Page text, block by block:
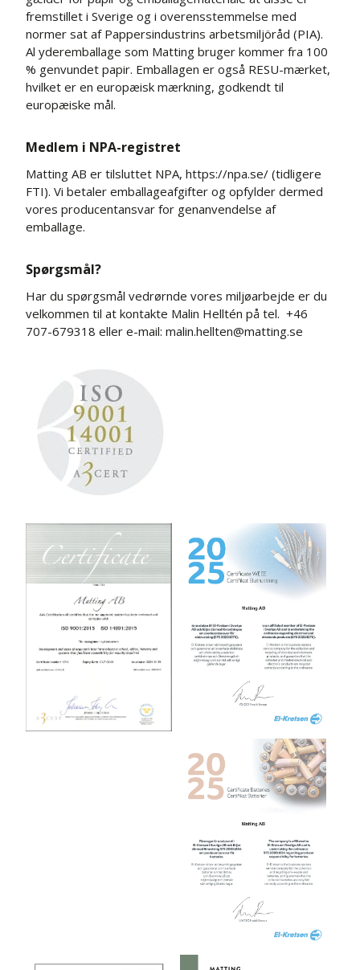
fremstillet i Sverige og i overensstemmelse med
normer sat af Pappersindustrins arbetsmiljöråd (PIA).
Al yderemballage som Matting bruger kommer fra 100
% genvundet papir. Emballagen er også RESU-mærket,
hvilket er en europæisk mærkning, godkendt til
europæiske mål.
Medlem i NPA-registret
Matting AB er tilsluttet NPA, https://npa.se/(tidligere
FTI). Vi betaler emballageafgifter og opfylder dermed
vores producentansvar for genanvendelse af
emballage.
Spørgsmål?
Har du spørgsmål vedrørnde vores miljøarbejde er du
velkommen til at kontakte Malin Helltén på tel. +46
707-679318 eller e-mail: malin.hellten@matting.se